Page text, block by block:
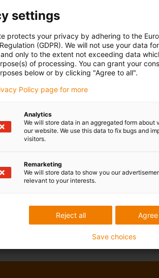
åkväg
s2] [m]
10 11
100 ≤ 400
– vänligen be om en individuell
settings
protects your privacy by adhering to the
(GDPR). We will not use your data
only to the extent not exceeding data
of processing. You can grant your
below or by clicking "Agree to all".
Policy page for more
Analytics
We will store data in an aggregated form about
our website. We use this data to fix bugs and
visitors.
Remarketing
We will store data to show you our
relevant to your interests.
Reject all
Save choices